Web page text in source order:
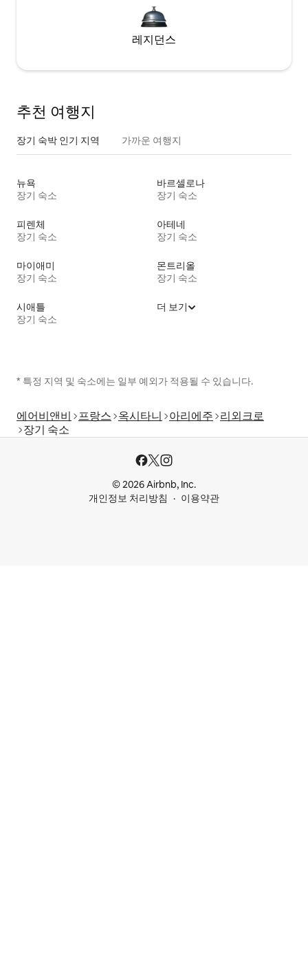
레지던스
추천 여행지
장기 숙박 인기 지역 가까운 여행지
뉴욕
장기 숙소
바르셀로나
장기 숙소
피렌체
장기 숙소
아테네
장기 숙소
마이애미
장기 숙소
몬트리올
장기 숙소
시애틀
장기 숙소
더 보기
* 특정 지역 및 숙소에는 일부 예외가 적용될 수 있습니다.
에어비앤비 프랑스 옥시타니 아리에주 리외크로
장기 숙소
© 2026 Airbnb, Inc.
개인정보 처리방침
이용약관